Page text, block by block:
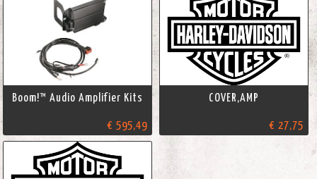
Boom!™ Audio Amplifier Kits
€ 595,49
COVER,AMP
€ 27,75